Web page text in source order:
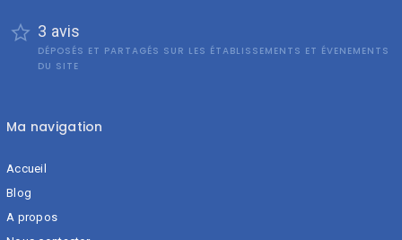
3 avis
DÉPOSÉS ET PARTAGÉS SUR LES ÉTABLISSEMENTS ET ÉVENEMENTS
DU SITE
Ma navigation
Accueil
Blog
A propos